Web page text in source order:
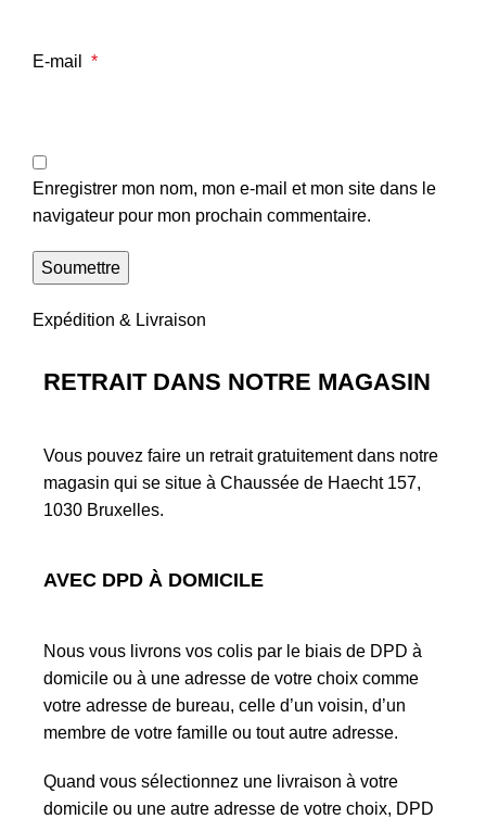
E-mail *
Enregistrer mon nom, mon e-mail et mon site dans le
navigateur pour mon prochain commentaire.
Expédition & Livraison
RETRAIT DANS NOTRE MAGASIN
Vous pouvez faire un retrait gratuitement dans notre
magasin qui se situe à Chaussée de Haecht 157,
1030 Bruxelles.
AVEC DPD À DOMICILE
Nous vous livrons vos colis par le biais de DPD à
domicile ou à une adresse de votre choix comme
votre adresse de bureau, celle d’un voisin, d’un
membre de votre famille ou tout autre adresse.
Quand vous sélectionnez une livraison à votre
domicile ou une autre adresse de votre choix, DPD